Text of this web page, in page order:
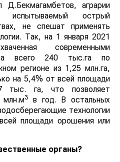
аграрии
острый
не спешат применять
Так, на 1 января 2021
современными
всего 240 тыс.га по
регионе из 1,25 млн.га,
на 5,4% от всей площади
тыс. га, что позволяет
млн.м3
в год. В остальных
технологии
площади орошения или
органы?